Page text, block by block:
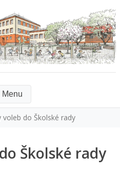
Menu
voleb do Školské rady
Školské rady